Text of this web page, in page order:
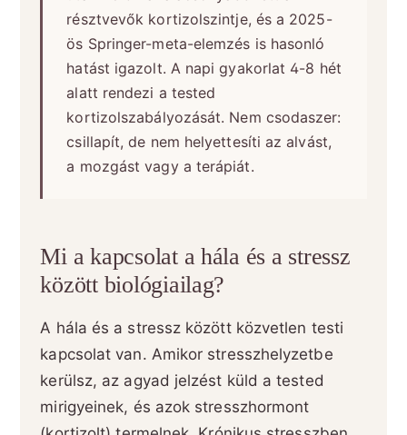
résztvevők kortizolszintje, és a 2025-
ös Springer-meta-elemzés is hasonló
hatást igazolt. A napi gyakorlat 4-8 hét
alatt rendezi a tested
kortizolszabályozását. Nem csodaszer:
csillapít, de nem helyettesíti az alvást,
a mozgást vagy a terápiát.
Mi a kapcsolat a hála és a stressz
között biológiailag?
A hála és a stressz között közvetlen testi
kapcsolat van. Amikor stresszhelyzetbe
kerülsz, az agyad jelzést küld a tested
mirigyeinek, és azok stresszhormont